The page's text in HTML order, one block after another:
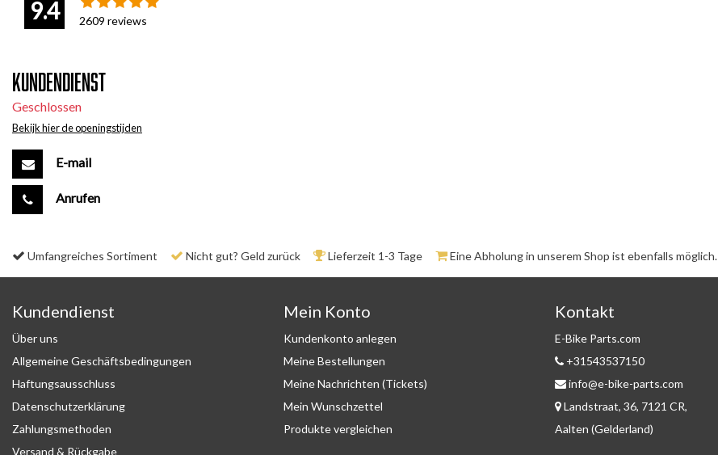
9.4
2609 reviews
Kundendienst
Geschlossen
Bekijk hier de openingstijden
E-mail
Anrufen
Umfangreiches Sortiment Nicht gut? Geld zurück Lieferzeit 1-3 Tage Eine Abholung in unserem Shop ist ebenfalls möglich.
Kundendienst
Über uns
Allgemeine Geschäftsbedingungen
Haftungsausschluss
Datenschutzerklärung
Zahlungsmethoden
Versand & Rückgabe
Mein Konto
Kundenkonto anlegen
Meine Bestellungen
Meine Nachrichten (Tickets)
Mein Wunschzettel
Produkte vergleichen
Kontakt
E-Bike Parts.com
+31543537150
info@e-bike-parts.com
Landstraat, 36, 7121 CR,
Aalten (Gelderland)